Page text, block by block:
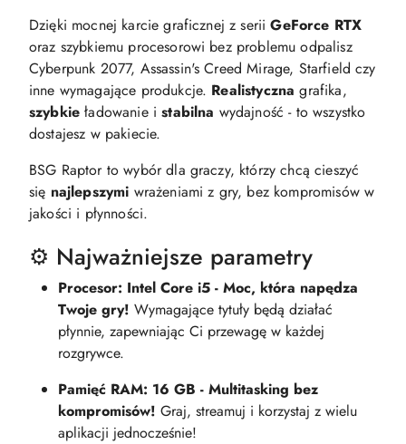
Dzięki mocnej karcie graficznej z seriiGeForce RTX
oraz szybkiemu procesorowi bez problemu odpalisz
Cyberpunk 2077, Assassin's Creed Mirage, Starfield czy
inne wymagające produkcje. Realistyczna grafika,
szybkie ładowanie istabilna wydajność - to wszystko
dostajesz w pakiecie.
BSG Raptor to wybór dla graczy, którzy chcą cieszyć
się najlepszymi wrażeniami z gry, bez kompromisów w
jakości i płynności.
⚙️ Najważniejsze parametry
Procesor: Intel Core i5 - Moc, która napędza
Twoje gry! Wymagające tytuły będą działać
płynnie, zapewniając Ci przewagę w każdej
rozgrywce.
Pamięć RAM: 16 GB - Multitasking bez
kompromisów! Graj, streamuj i korzystaj z wielu
aplikacji jednocześnie!